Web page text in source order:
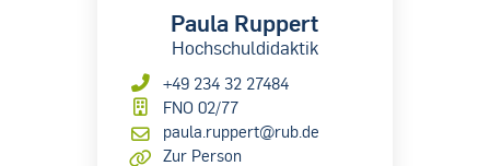
Paula Ruppert
Hochschuldidaktik
+49 234 32 27484
FNO 02/77
paula.ruppert@rub.de
Zur Person